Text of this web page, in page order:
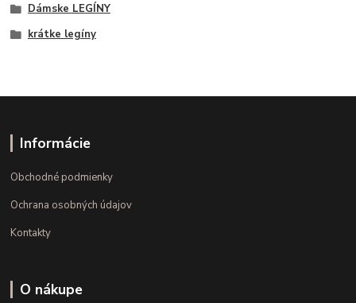
Dámske LEGÍNY
krátke legíny
Informácie
Obchodné podmienky
Ochrana osobných údajov
Kontakty
O nákupe